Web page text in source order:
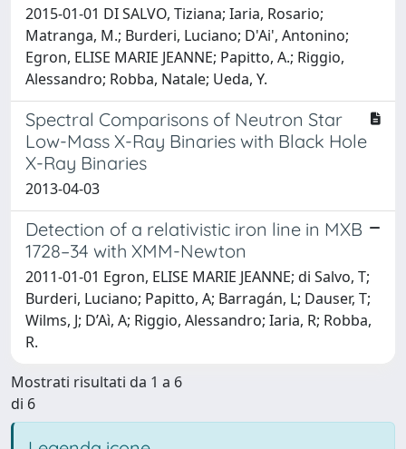
2015-01-01 DI SALVO, Tiziana; Iaria, Rosario;
Matranga, M.; Burderi, Luciano; D'Ai', Antonino;
Egron, ELISE MARIE JEANNE; Papitto, A.; Riggio,
Alessandro; Robba, Natale; Ueda, Y.
Spectral Comparisons of Neutron Star
Low-Mass X-Ray Binaries with Black Hole
X-Ray Binaries
2013-04-03
Detection of a relativistic iron line in MXB
1728–34 with XMM-Newton
2011-01-01 Egron, ELISE MARIE JEANNE; di Salvo, T;
Burderi, Luciano; Papitto, A; Barragán, L; Dauser, T;
Wilms, J; D’Aì, A; Riggio, Alessandro; Iaria, R; Robba,
R.
Mostrati risultati da 1 a 6
di 6